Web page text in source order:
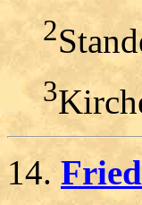
2
3
14.